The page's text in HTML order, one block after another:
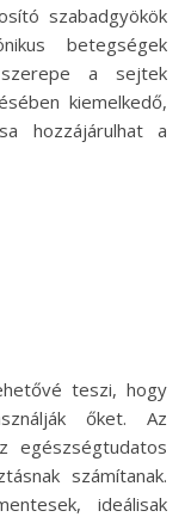
szabadgyökök
betegségek
szerepe a sejtek
kiemelkedő,
hozzájárulhat a
teszi, hogy
őket. Az
egészségtudatos
számítanak.
ideálisak